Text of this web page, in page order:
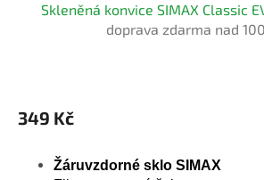
Skleněná konvice SIMAX Classic
doprava zdarma nad
349 Kč
Žáruvzdorné sklo SIMAX